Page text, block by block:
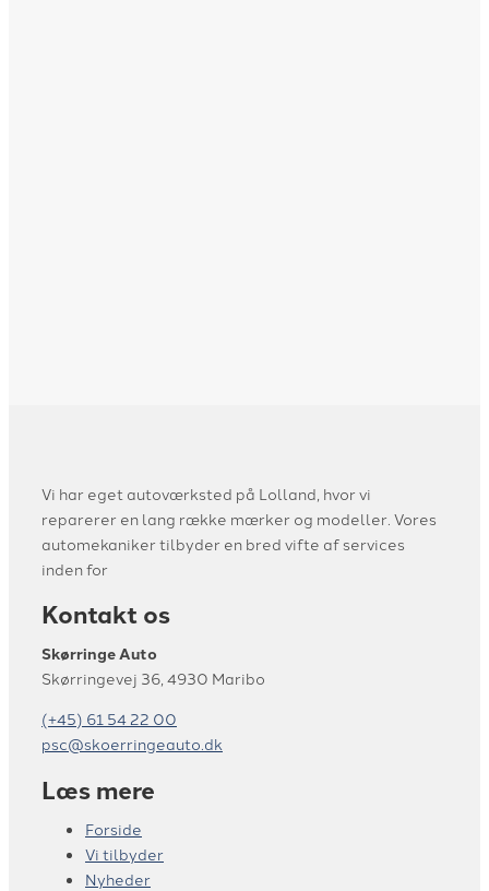
Vi har eget autoværksted på Lolland, hvor vi
reparerer en lang række mærker og modeller. Vores
automekaniker tilbyder en bred vifte af services
inden for
Kontakt os
Skørringe Auto
Skørringevej 36, 4930 Maribo
(+45) 61 54 22 00
psc@skoerringeauto.dk
Læs mere
Forside
Vi tilbyder
Nyheder